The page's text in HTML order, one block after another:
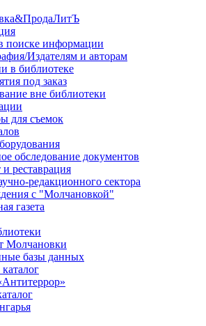
поиске информации
Издателям и авторам
в библиотеке
под заказ
вне библиотеки
для съемок
обследование документов
реставрация
редакционного сектора
с "Молчановкой"
газета
Молчановки
базы данных